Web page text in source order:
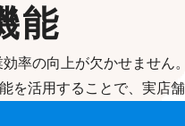
能
率の向上が欠かせません。
を活用することで、実店